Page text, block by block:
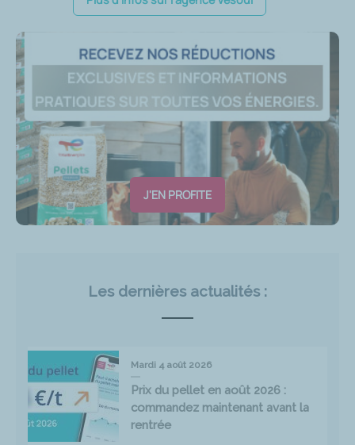
J'EN PROFITE
Les dernières actualités :
Mardi 4 août 2026
Prix du pellet en août 2026 :
commandez maintenant avant la
rentrée